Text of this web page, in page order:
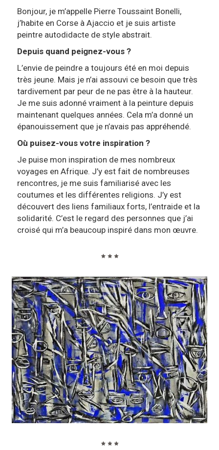
Bonjour, je m’appelle Pierre Toussaint Bonelli,
j’habite en Corse à Ajaccio et je suis artiste
peintre autodidacte de style abstrait.
Depuis quand peignez-vous ?
L’envie de peindre a toujours été en moi depuis
très jeune. Mais je n’ai assouvi ce besoin que très
tardivement par peur de ne pas être à la hauteur.
Je me suis adonné vraiment à la peinture depuis
maintenant quelques années. Cela m’a donné un
épanouissement que je n’avais pas appréhendé.
Où puisez-vous votre inspiration ?
Je puise mon inspiration de mes nombreux
voyages en Afrique. J’y est fait de nombreuses
rencontres, je me suis familiarisé avec les
coutumes et les différentes religions. J’y est
découvert des liens familiaux forts, l’entraide et la
solidarité. C’est le regard des personnes que j’ai
croisé qui m’a beaucoup inspiré dans mon œuvre.